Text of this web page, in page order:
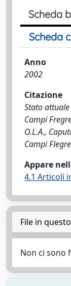
Scheda
Scheda
Anno
2002
Citazione
Stato attuale
Campi
O.L.A.,
Campi
Appare
4.1 Articoli
File in
Non ci sono